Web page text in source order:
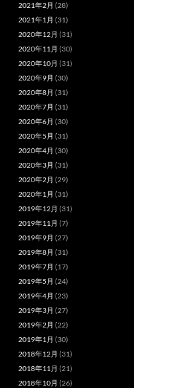
2021年2月 (28)
2021年1月 (31)
2020年12月 (31)
2020年11月 (30)
2020年10月 (31)
2020年9月 (30)
2020年8月 (31)
2020年7月 (31)
2020年6月 (30)
2020年5月 (31)
2020年4月 (30)
2020年3月 (31)
2020年2月 (29)
2020年1月 (31)
2019年12月 (31)
2019年11月 (7)
2019年9月 (27)
2019年8月 (31)
2019年7月 (17)
2019年5月 (24)
2019年4月 (23)
2019年3月 (27)
2019年2月 (22)
2019年1月 (30)
2018年12月 (31)
2018年11月 (21)
2018年10月 (26)